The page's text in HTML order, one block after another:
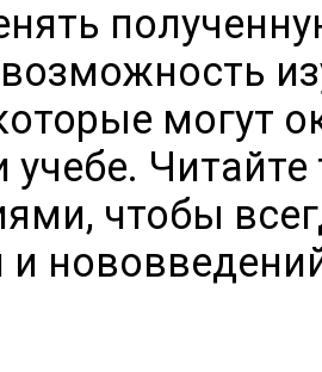
возможность
могут
учебе.
чтобы
и